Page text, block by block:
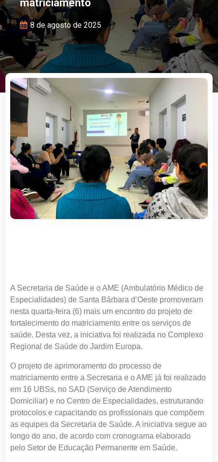
matriciamento
8 de agosto de 2025
A Secretaria de Saúde e o AME (Ambulatório Médico de
Especialidades) de Santa Bárbara d’Oeste promoveram
nesta quarta-feira (6) mais um encontro do projeto de
fortalecimento do matriciamento entre os serviços de
saúde. Desta vez, a iniciativa foi realizada no Complexo
Regional de Saúde do Jardim Europa.
O projeto de aprimoramento do processo de
matriciamento entre a Secretaria e o AME já foi realizado
em 16 UBSs, no SAD (Serviço de Atendimento
Domiciliar) e no Centro de Especialidades, estruturando
protocolos e capacitando os profissionais que compõem
as equipes da Secretaria de Saúde. A iniciativa segue ao
longo do ano, de acordo com cronograma elaborado
pelo Setor de Educação Permanente em Saúde.